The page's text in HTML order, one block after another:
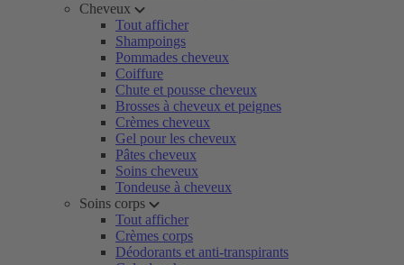
Cheveux
Tout afficher
Shampoings
Pommades cheveux
Coiffure
Chute et pousse cheveux
Brosses à cheveux et peignes
Crèmes cheveux
Gel pour les cheveux
Pâtes cheveux
Soins cheveux
Tondeuse à cheveux
Soins corps
Tout afficher
Crèmes corps
Déodorants et anti-transpirants